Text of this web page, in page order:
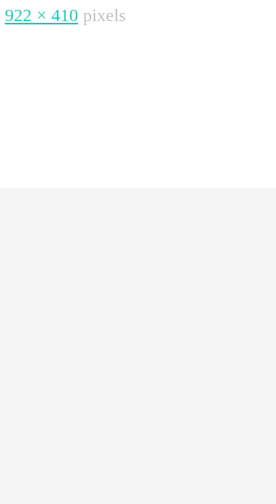
922 × 410pixels